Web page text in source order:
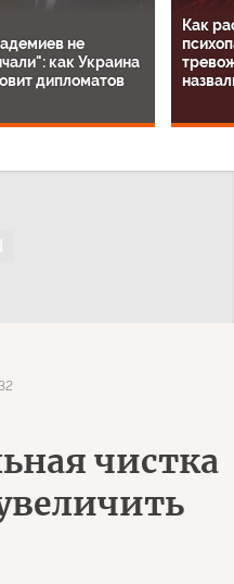
не
как Украина
дипломатов
Как
чистка